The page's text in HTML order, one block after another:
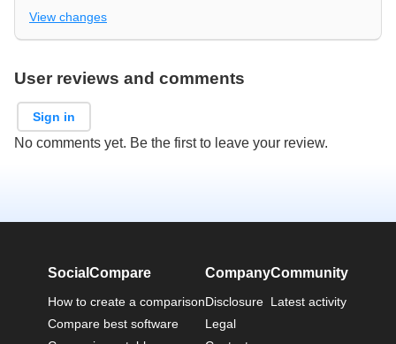
View changes
User reviews and comments
Sign in
No comments yet. Be the first to leave your review.
SocialCompare
How to create a comparison
Compare best software
Company
Disclosure
Legal
Community
Latest activity